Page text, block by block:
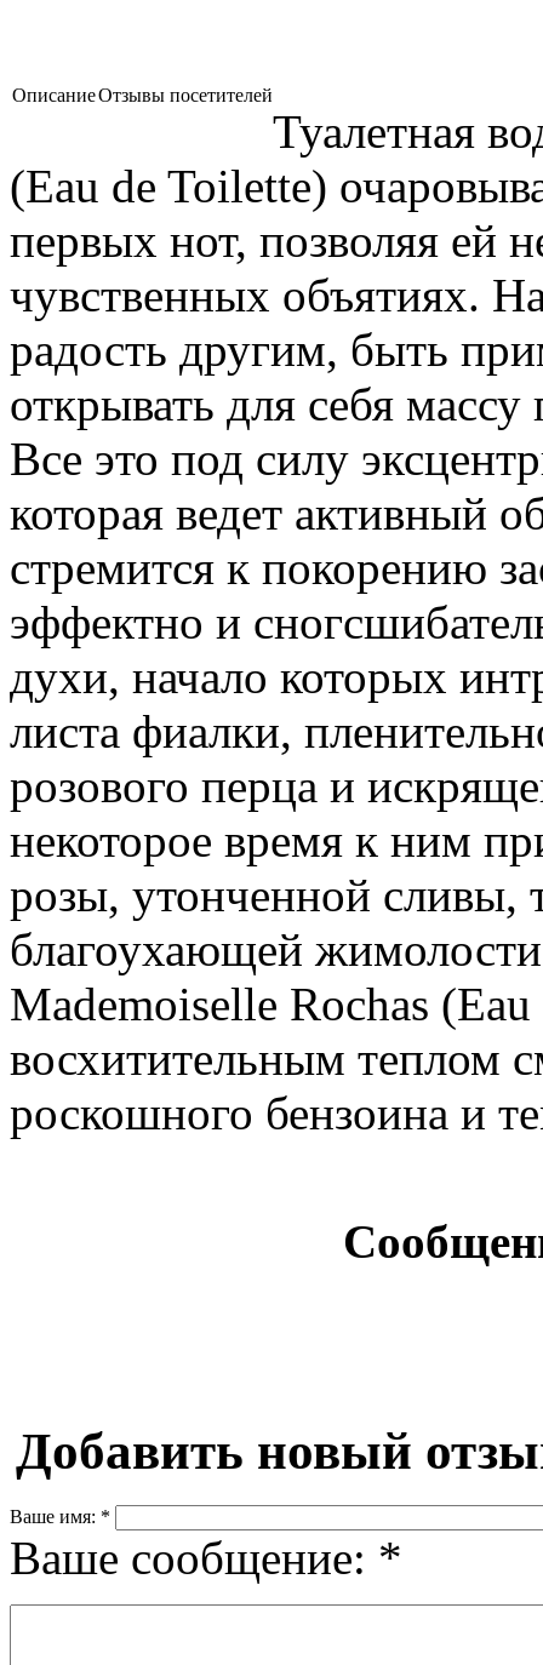
ОписаниеОтзывы посетителей
Туалетная
(Eau de Toilette)
первых нот, позволяя ей
чувственных объятиях.
радость другим, быть
открывать для себя
Все это под силу
которая ведет активный
стремится к покорению
эффектно и
духи, начало которых
листа фиалки,
розового перца и
некоторое время к ним
розы, утонченной сливы,
благоухающей
Mademoiselle Rochas
восхитительным теплом
роскошного бензоина и
Добавить новый
Ваше имя: *
Ваше сообщение: *